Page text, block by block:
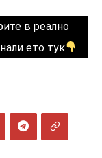
в реално
ето тук